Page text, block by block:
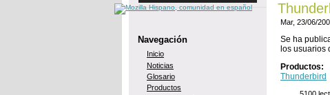
Navegación
Inicio
Noticias
Glosario
Productos
Mar, 23/06/
Se ha
los usuarios
Productos:
Thunderbird